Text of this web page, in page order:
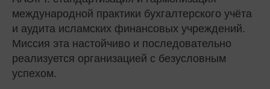
международной практики бухгалтерского учёта
и аудита исламских финансовых учреждений.
Миссия эта настойчиво и последовательно
реализуется организацией с безусловным
успехом.